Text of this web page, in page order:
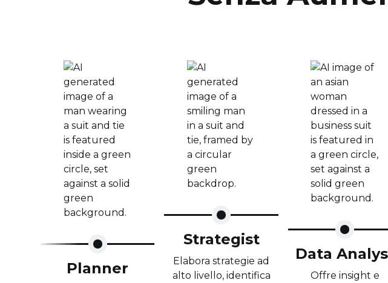
Planner
Strategist
Elabora strategie ad
alto livello, identifica
Data
Offre insight e